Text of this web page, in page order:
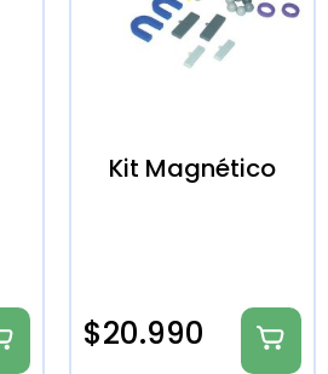
Kit Magnético
$20.990